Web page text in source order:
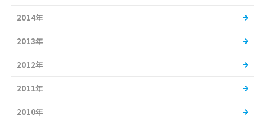
2014年
2013年
2012年
2011年
2010年